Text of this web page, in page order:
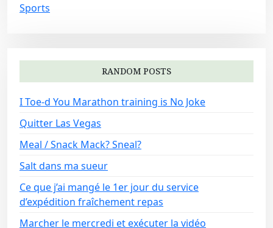
Sports
RANDOM POSTS
I Toe-d You Marathon training is No Joke
Quitter Las Vegas
Meal / Snack Mack? Sneal?
Salt dans ma sueur
Ce que j’ai mangé le 1er jour du service
d’expédition fraîchement repas
Marcher le mercredi et exécuter la vidéo